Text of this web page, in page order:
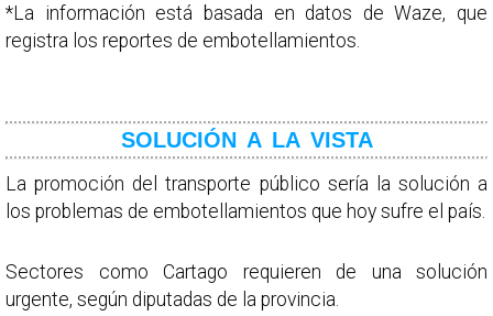
*La información está basada en datos de Waze, que
registra los reportes de embotellamientos.
SOLUCIÓN A LA VISTA
La promoción del transporte público sería la solución a
los problemas de embotellamientos que hoy sufre el país.
Sectores como Cartago requieren de una solución
urgente, según diputadas de la provincia.